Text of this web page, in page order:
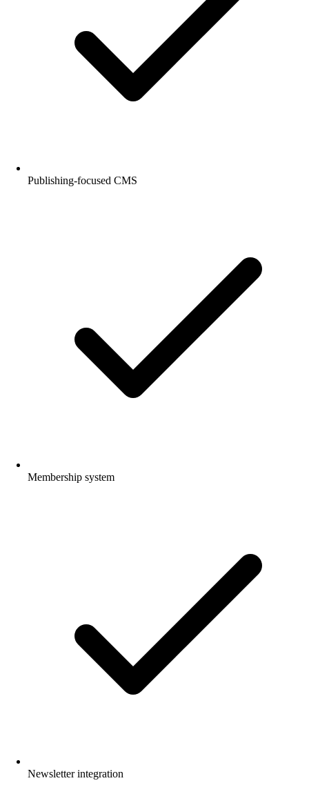
Publishing-focused CMS
Membership system
Newsletter integration